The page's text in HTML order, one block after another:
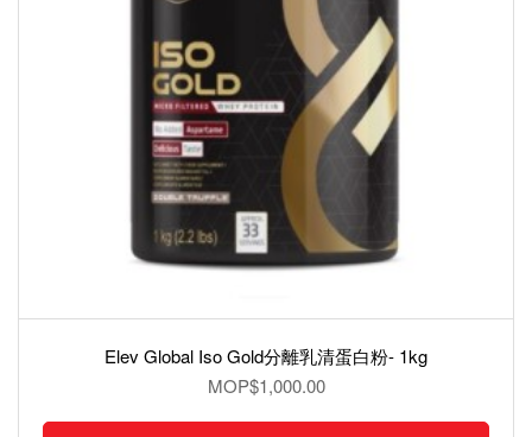
Elev Global Iso Gold分離乳清蛋白粉- 1kg
MOP$1,000.00